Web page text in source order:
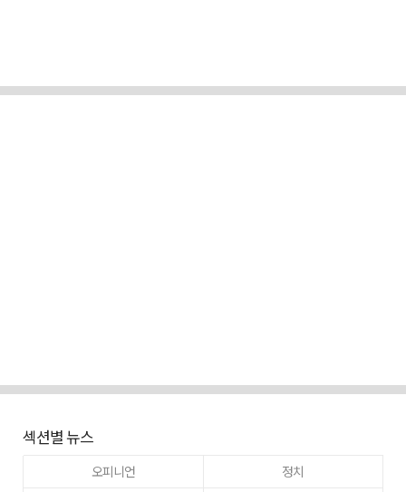
섹션별 뉴스
오피니언
정치